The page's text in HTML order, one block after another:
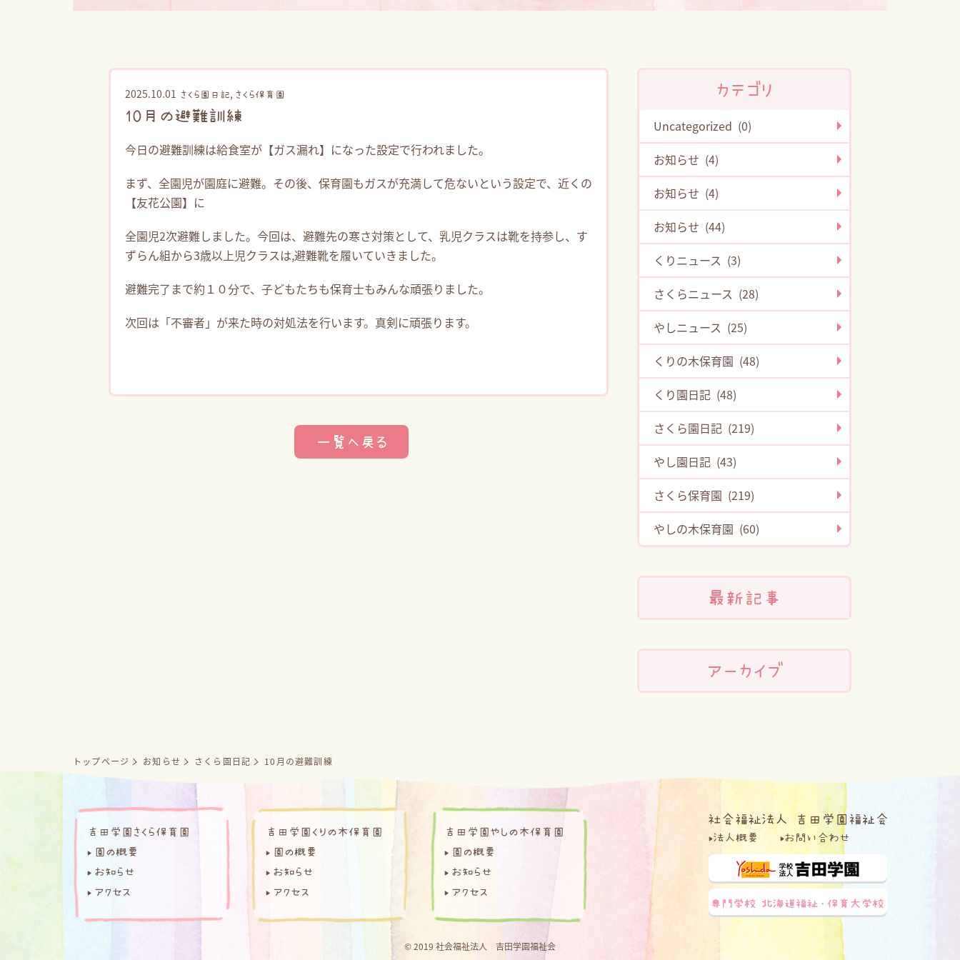
2025.10.01 さくら園日記, さくら保育園
10月の避難訓練
今日の避難訓練は給食室が【ガス漏れ】になった設定で行われました。
まず、全園児が園庭に避難。その後、保育園もガスが充満して危ないという設定で、近くの
【友花公園】に
全園児2次避難しました。今回は、避難先の寒さ対策として、乳児クラスは靴を持参し、す
ずらん組から3歳以上児クラスは,避難靴を履いていきました。
避難完了まで約１０分で、子どもたちも保育士もみんな頑張りました。
次回は「不審者」が来た時の対処法を行います。真剣に頑張ります。
一覧へ戻る
カテゴリ
Uncategorized (0)
お知らせ (4)
お知らせ (4)
お知らせ (44)
くりニュース (3)
さくらニュース (28)
やしニュース (25)
くりの木保育園 (48)
くり園日記 (48)
さくら園日記 (219)
やし園日記 (43)
さくら保育園 (219)
やしの木保育園 (60)
最新記事
アーカイブ
トップページ お知らせ さくら園日記 10月の避難訓練
吉田学園さくら保育園
園の概要
お知らせ
アクセス
吉田学園くりの木保育園
園の概要
お知らせ
アクセス
吉田学園やしの木保育園
園の概要
お知らせ
アクセス
法人概要 お問い合わせ
© 2019 社会福祉法人 吉田学園福祉会